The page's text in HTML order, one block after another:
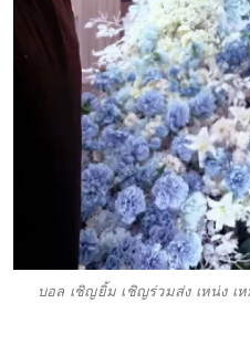
บอล เชิญยิ้ม เชิญร่วมส่ง เหน่ง เ